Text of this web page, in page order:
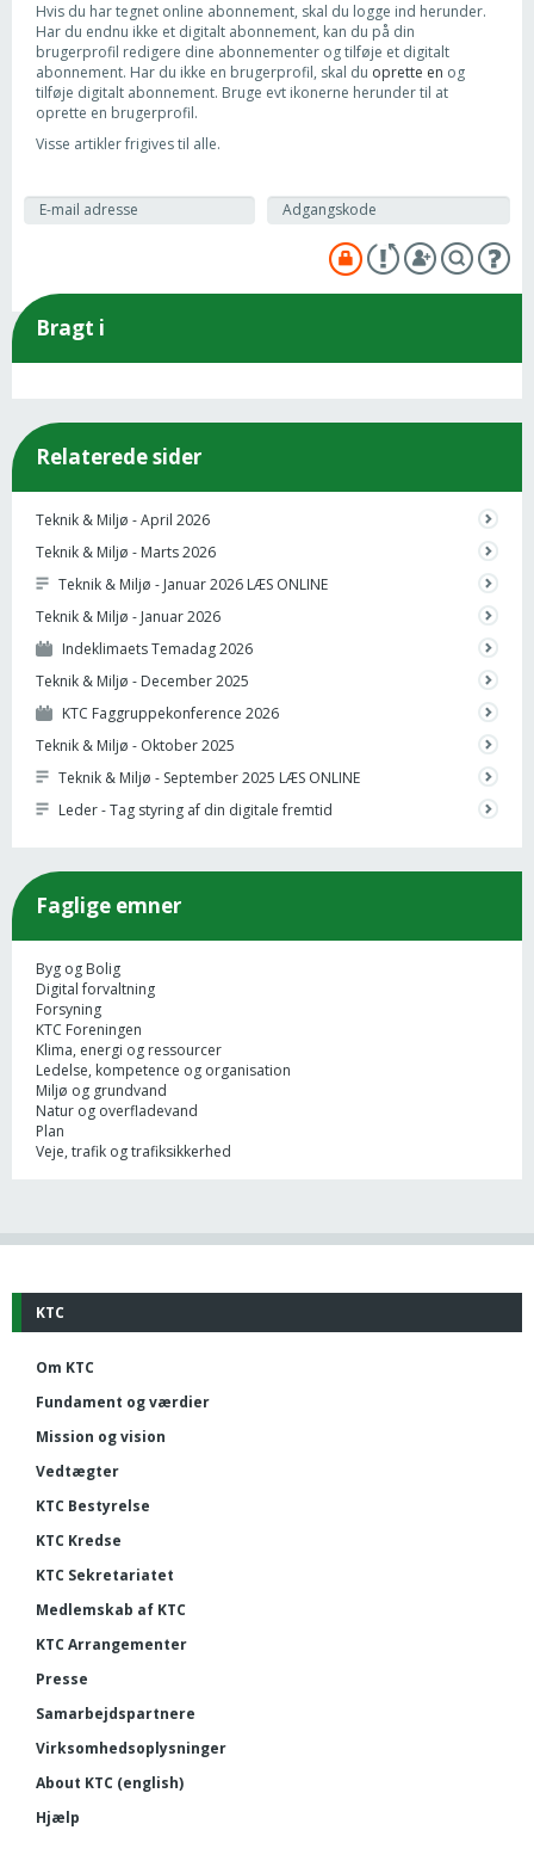
Hvis du har tegnet online abonnement, skal du logge ind herunder.
Har du endnu ikke et digitalt abonnement, kan du på din
brugerprofil redigere dine abonnementer og tilføje et digitalt
abonnement. Har du ikke en brugerprofil, skal du oprette en og
tilføje digitalt abonnement. Bruge evt ikonerne herunder til at
oprette en brugerprofil.
Visse artikler frigives til alle.
Bragt i
Relaterede sider
Teknik & Miljø - April 2026
Teknik & Miljø - Marts 2026
Teknik & Miljø - Januar 2026 LÆS ONLINE
Teknik & Miljø - Januar 2026
Indeklimaets Temadag 2026
Teknik & Miljø - December 2025
KTC Faggruppekonference 2026
Teknik & Miljø - Oktober 2025
Teknik & Miljø - September 2025 LÆS ONLINE
Leder - Tag styring af din digitale fremtid
Faglige emner
Byg og Bolig
Digital forvaltning
Forsyning
KTC Foreningen
Klima, energi og ressourcer
Ledelse, kompetence og organisation
Miljø og grundvand
Natur og overfladevand
Plan
Veje, trafik og trafiksikkerhed
KTC
Om KTC
Fundament og værdier
Mission og vision
Vedtægter
KTC Bestyrelse
KTC Kredse
KTC Sekretariatet
Medlemskab af KTC
KTC Arrangementer
Presse
Samarbejdspartnere
Virksomhedsoplysninger
About KTC (english)
Hjælp